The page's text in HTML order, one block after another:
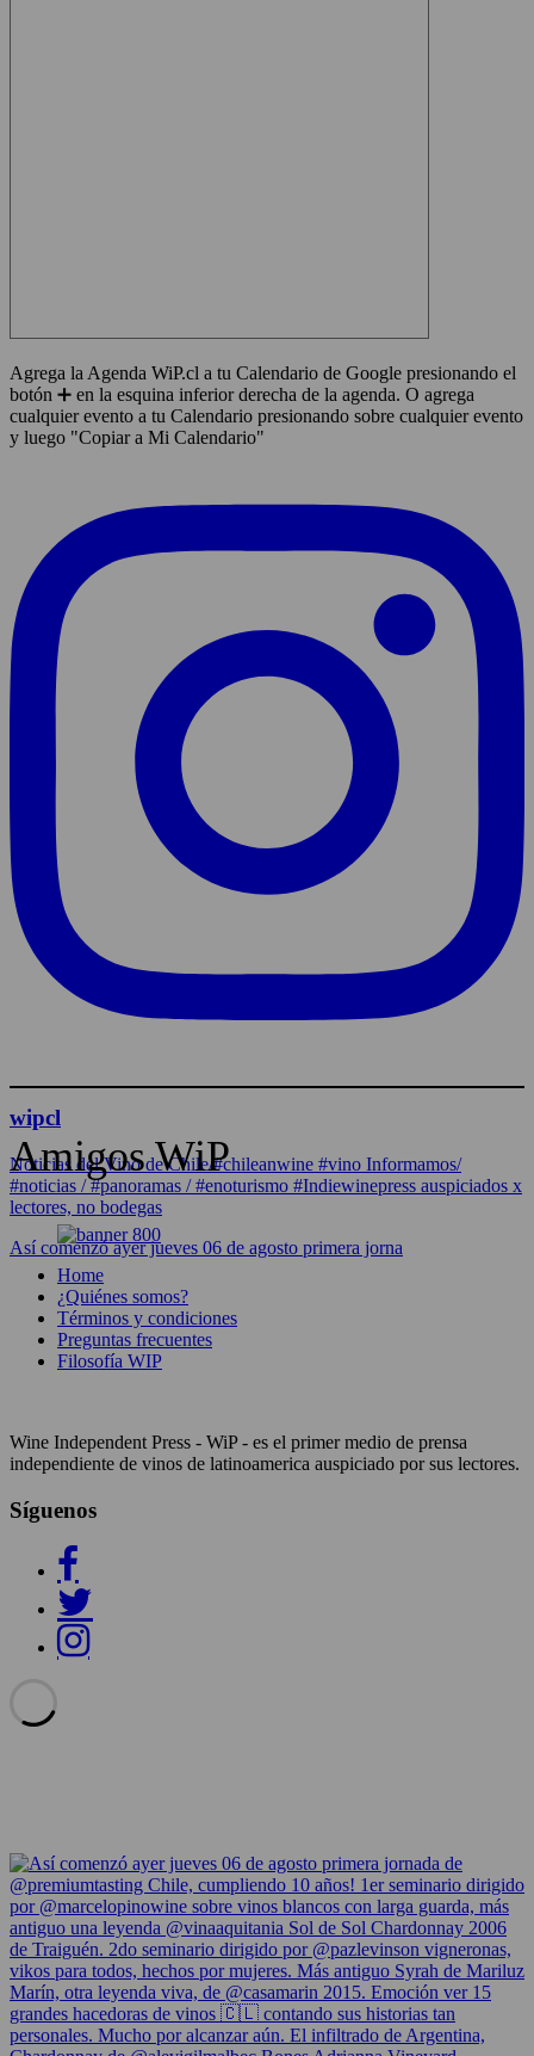
Agrega la Agenda WiP.cl a tu Calendario de Google presionando el
botón ➕ en la esquina inferior derecha de la agenda. O agrega
cualquier evento a tu Calendario presionando sobre cualquier evento
y luego "Copiar a Mi Calendario"
wipcl
Noticias del Vino de Chile/#chileanwine #vino Informamos/
#noticias / #panoramas / #enoturismo #Indiewinepress auspiciados x
lectores, no bodegas
Así comenzó ayer jueves 06 de agosto primera jorna
Amigos WiP
Home
¿Quiénes somos?
Términos y condiciones
Preguntas frecuentes
Filosofía WIP
Wine Independent Press - WiP - es el primer medio de prensa
independiente de vinos de latinoamerica auspiciado por sus lectores.
Síguenos